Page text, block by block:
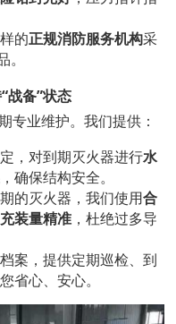
的正规消防服务机构采
战备”状态
专业维护。我们提供：
，对到期灭火器进行水
，确保结构安全。
的灭火器，我们使用合
充装量精准 ，杜绝过多导
案，提供定期巡检、到
省心、安心。